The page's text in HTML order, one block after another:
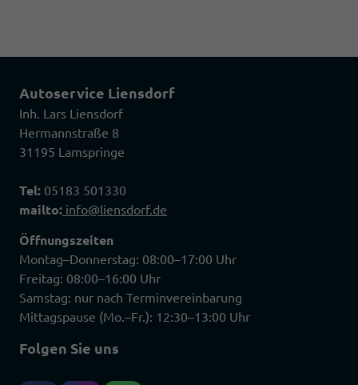
Autoservice Liensdorf
Inh. Lars Liensdorf
Hermannstraße 8
31195 Lamspringe
Tel: 05183 501330
mailto: info@liensdorf.de
Öffnungszeiten
Montag–Donnerstag: 08:00–17:00 Uhr
Freitag: 08:00–16:00 Uhr
Samstag: nur nach Terminvereinbarung
Mittagspause (Mo.–Fr.): 12:30–13:00 Uhr
Folgen Sie uns